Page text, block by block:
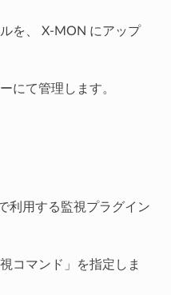
を、 X-MON にアップ
にて管理します。
利用する監視プラグイン
コマンド」を指定しま